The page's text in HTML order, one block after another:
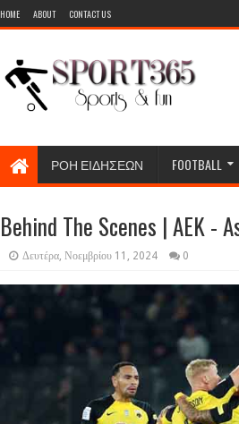
HOME ABOUT CONTACT US
ΡΟΗ ΕΙΔΗΣΕΩΝ FOOTBALL
Behind The Scenes | AEK -
Δευτέρα, Νοεμβρίου 11, 2024 0